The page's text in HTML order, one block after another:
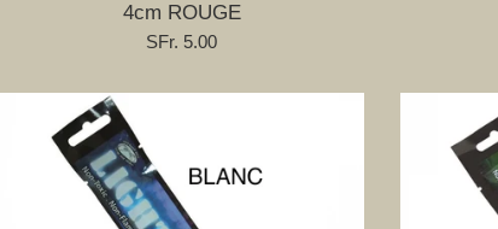
4cm ROUGE
Prix
SFr. 5.00